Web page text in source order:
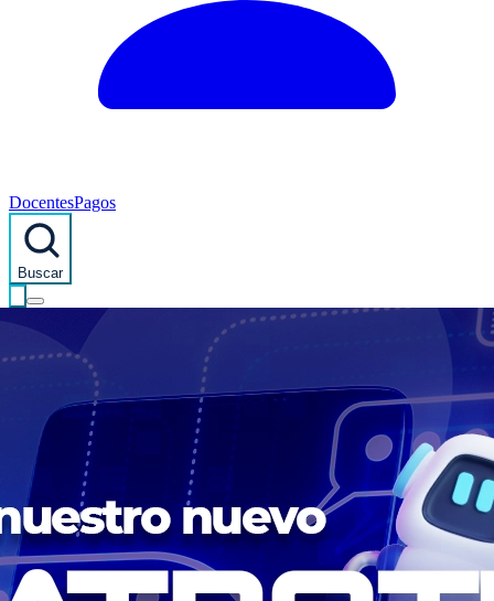
DocentesPagos
Buscar